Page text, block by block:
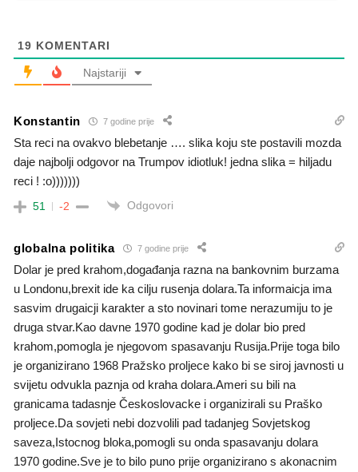
19 KOMENTARI
Najstariji
Konstantin 7 godine prije
Sta reci na ovakvo blebetanje …. slika koju ste postavili mozda
daje najbolji odgovor na Trumpov idiotluk! jedna slika = hiljadu
reci ! :o)))))))
51 -2 Odgovori
globalna politika 7 godine prije
Dolar je pred krahom,događanja razna na bankovnim burzama
u Londonu,brexit ide ka cilju rusenja dolara.Ta informaicja ima
sasvim drugaicji karakter a sto novinari tome nerazumiju to je
druga stvar.Kao davne 1970 godine kad je dolar bio pred
krahom,pomogla je njegovom spasavanju Rusija.Prije toga bilo
je organizirano 1968 Pražsko proljece kako bi se siroj javnosti u
svijetu odvukla paznja od kraha dolara.Ameri su bili na
granicama tadasnje Českoslovacke i organizirali su Praško
proljece.Da sovjeti nebi dozvolili pad tadanjeg Sovjetskog
saveza,Istocnog bloka,pomogli su onda spasavanju dolara
1970 godine.Sve je to bilo puno prije organizirano s akonacnim